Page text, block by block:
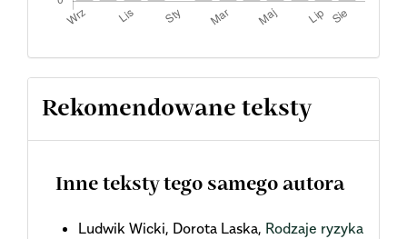
Rekomendowane teksty
Inne teksty tego samego autora
Ludwik Wicki, Dorota Laska, Rodzaje ryzyka